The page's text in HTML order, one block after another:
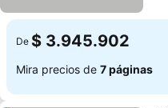
De $ 3.945.902
Mira precios de 7 páginas